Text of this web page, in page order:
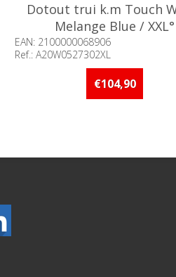
Dotout trui k.m Touch
Melange Blue / XXL°
EAN: 2100000068906
Ref.: A20W0527302XL
Beschikbaarheid:: Minder dan
€104,90